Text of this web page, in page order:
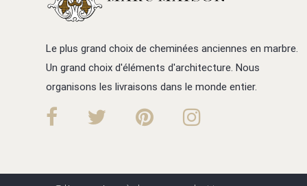
Le plus grand choix de cheminées anciennes en marbre.
Un grand choix d'éléments d'architecture. Nous
organisons les livraisons dans le monde entier.